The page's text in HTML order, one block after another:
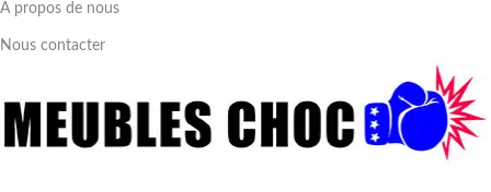
À propos de nous
Nous contacter